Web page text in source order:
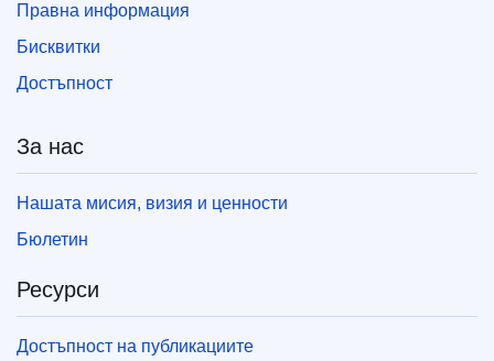
Правна информация
Бисквитки
Достъпност
За нас
Нашата мисия, визия и ценности
Бюлетин
Ресурси
Достъпност на публикациите